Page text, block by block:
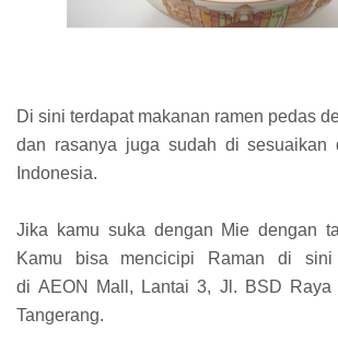
Di sini terdapat makanan ramen pedas
dan rasanya juga sudah di sesuaikan
Indonesia.
Jika kamu suka dengan Mie dengan
Kamu bisa mencicipi Raman di sini
di AEON Mall, Lantai 3, Jl. BSD Raya
Tangerang.